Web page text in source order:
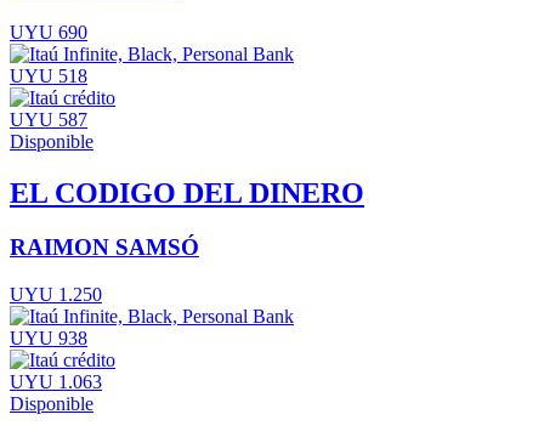
UYU 690
UYU 518
UYU 587
Disponible
EL CODIGO DEL DINERO
RAIMON SAMSÓ
UYU 1.250
UYU 938
UYU 1.063
Disponible